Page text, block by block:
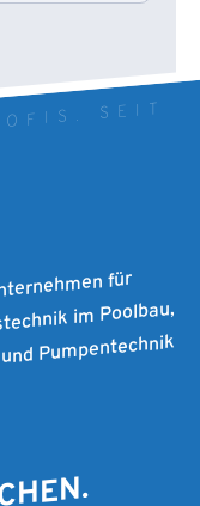
SEIT
für
im Poolbau,
Pumpentechnik